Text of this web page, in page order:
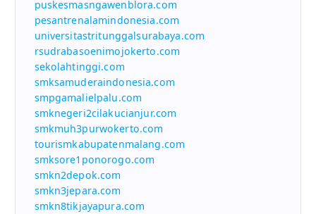
puskesmasngawenblora.com
pesantrenalamindonesia.com
universitastritunggalsurabaya.com
rsudrabasoenimojokerto.com
sekolahtinggi.com
smksamuderaindonesia.com
smpgamalielpalu.com
smknegeri2cilakucianjur.com
smkmuh3purwokerto.com
tourismkabupatenmalang.com
smksore1ponorogo.com
smkn2depok.com
smkn3jepara.com
smkn8tikjayapura.com